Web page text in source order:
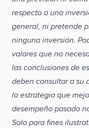
respecto a una
general, ni pretende
ninguna inversión.
valores que no
las conclusiones de
deben consultar a su
la estrategia que
desempeño pasado
Solo para fines